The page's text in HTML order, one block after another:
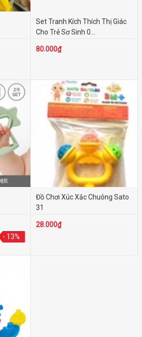
Set Tranh Kích Thích Thị Giác
Cho Trẻ Sơ Sinh 0...
80.000₫
- 13%
- 13%
Đồ Chơi Xúc Xắc Chuông Sato
31
28.000₫